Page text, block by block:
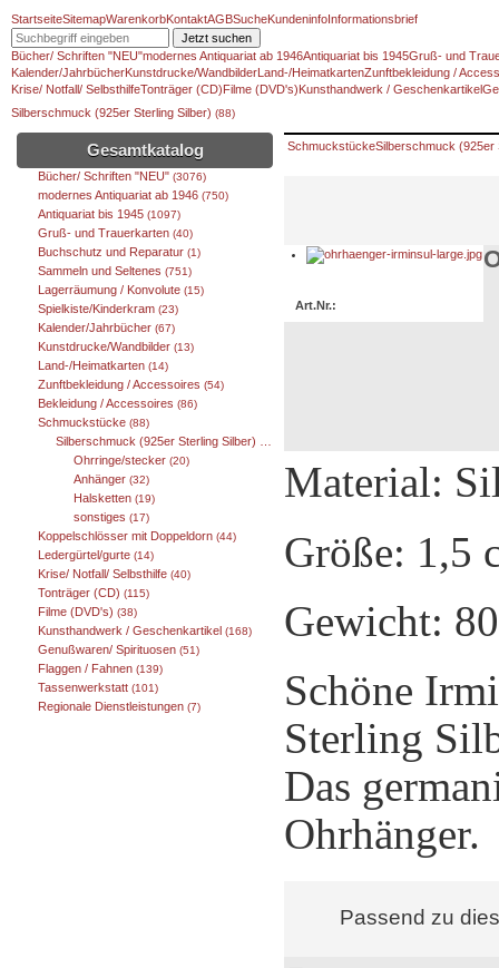
StartseiteSitemapWarenkorbKontaktAGBSucheKundeninfoInformationsbrief
Jetzt suchen
Bücher/ Schriften "NEU"modernes Antiquariat ab 1946Antiquariat bis 1945Gruß- und
Kalender/JahrbücherKunstdrucke/WandbilderLand-/HeimatkartenZunftbekleidung /
Krise/ Notfall/ SelbsthilfeTonträger (CD)Filme (DVD's)Kunsthandwerk / Geschenkartikel
Silberschmuck (925er Sterling Silber) (88)
Gesamtkatalog
Bücher/ Schriften "NEU" (3076)
modernes Antiquariat ab 1946 (750)
Antiquariat bis 1945 (1097)
Gruß- und Trauerkarten (40)
Buchschutz und Reparatur (1)
Sammeln und Seltenes (751)
Lagerräumung / Konvolute (15)
Spielkiste/Kinderkram (23)
Kalender/Jahrbücher (67)
Kunstdrucke/Wandbilder (13)
Land-/Heimatkarten (14)
Zunftbekleidung / Accessoires (54)
Bekleidung / Accessoires (86)
Schmuckstücke (88)
Silberschmuck (925er Sterling Silber)
Ohrringe/stecker (20)
Anhänger (32)
Halsketten (19)
sonstiges (17)
Koppelschlösser mit Doppeldorn (44)
Ledergürtel/gurte (14)
Krise/ Notfall/ Selbsthilfe (40)
Tonträger (CD) (115)
Filme (DVD's) (38)
Kunsthandwerk / Geschenkartikel (168)
Genußwaren/ Spirituosen (51)
Flaggen / Fahnen (139)
Tassenwerkstatt (101)
Regionale Dienstleistungen (7)
SchmuckstückeSilberschmuck (925er
Art.Nr.:
Material:
Größe: 1,5
Gewicht:
Schöne
Sterling
Das
Ohrhänger.
Passend zu